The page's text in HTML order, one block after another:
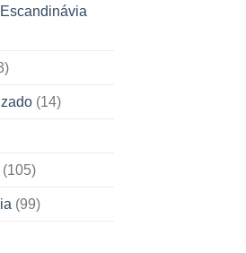
(14)
(105)
(99)